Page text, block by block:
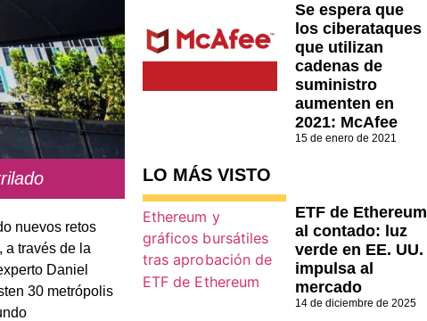
nuevos retos
a través de la
Daniel
30 metrópolis
Se espera que
los ciberataques
que utilizan
cadenas de
suministro
aumenten en
2021: McAfee
15 de enero de 2021
LO MÁS VISTO
ETF de Ethereum
al contado: luz
verde en EE. UU.
impulsa al
mercado
14 de diciembre de 2025